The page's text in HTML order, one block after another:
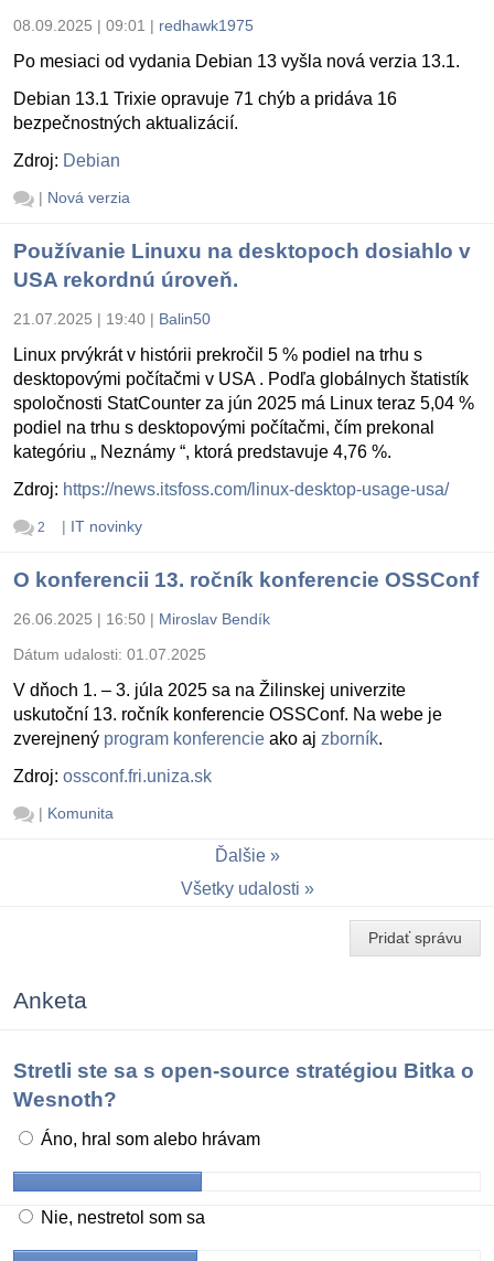
08.09.2025 | 09:01 | redhawk1975
Po mesiaci od vydania Debian 13 vyšla nová verzia 13.1.
Debian 13.1 Trixie opravuje 71 chýb a pridáva 16
bezpečnostných aktualizácií.
Zdroj: Debian
| Nová verzia
Používanie Linuxu na desktopoch dosiahlo v
USA rekordnú úroveň.
21.07.2025 | 19:40 | Balin50
Linux prvýkrát v histórii prekročil 5 % podiel na trhu s
desktopovými počítačmi v USA . Podľa globálnych štatistík
spoločnosti StatCounter za jún 2025 má Linux teraz 5,04 %
podiel na trhu s desktopovými počítačmi, čím prekonal
kategóriu „ Neznámy “, ktorá predstavuje 4,76 %.
Zdroj: https://news.itsfoss.com/linux-desktop-usage-usa/
2 | IT novinky
O konferencii 13. ročník konferencie OSSConf
26.06.2025 | 16:50 | Miroslav Bendík
Dátum udalosti: 01.07.2025
V dňoch 1. – 3. júla 2025 sa na Žilinskej univerzite
uskutoční 13. ročník konferencie OSSConf. Na webe je
zverejnený program konferencie ako aj zborník.
Zdroj: ossconf.fri.uniza.sk
| Komunita
Ďalšie
Všetky udalosti
Pridať správu
Anketa
Stretli ste sa s open-source stratégiou Bitka o
Wesnoth?
Áno, hral som alebo hrávam
Nie, nestretol som sa